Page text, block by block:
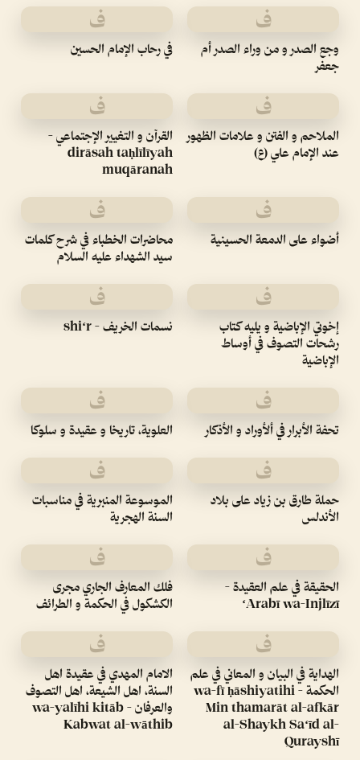
ف
وجع الصدر و من وراء الصدر أم
جعفر
ف
في رحاب الإمام الحسين
ف
الملاحم و الفتن و علامات الظهور
عند الإمام علي (ع)
ف
القرآن و التغيير الإجتماعي -
dirāsah taḥlīlīyah
muqāranah
ف
أضواء على الدمعة الحسينية
ف
محاضرات الخطباء في شرح كلمات
سيد الشهداء عليه السلام
ف
إخوتي الإباضية و يليه كتاب
رشحات التصوف في أوساط
الإباضية
ف
نسمات الخريف - shiʻr
ف
تحفة الأبرار في ألأوراد و الأذكار
ف
العلوية، تاريخا و عقيدة و سلوكا
ف
حملة طارق بن زياد على بلاد
الأندلس
ف
الموسوعة المنبرية في مناسبات
السنة الهجرية
ف
الحقيقة في علم العقيدة -
ʻArabī wa-Injlīzī
ف
فلك المعارف الجاري مجرى
الكشكول في الحكمة و الطرائف
ف
الهداية في البيان و المعاني في علم
الحكمة - wa-fī ḥāshiyatihi
Min thamarāt al-afkār
al-Shaykh Saʻīd al-
Qurayshī
ف
الامام المهدي في عقيدة اهل
السنة، اهل الشيعة، اهل التصوف
والعرفان - wa-yalīhi kitāb
Kabwat al-wāthib